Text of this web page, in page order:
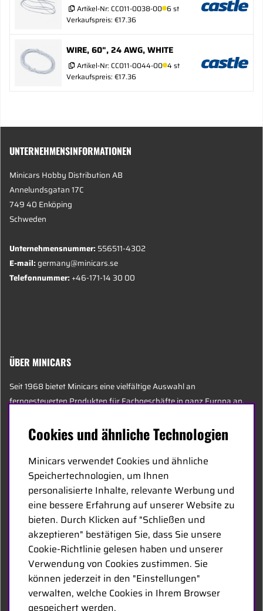
Artikel-Nr: CC011-0038-00 6 st
Verkaufspreis: €17.36
WIRE, 60", 24 AWG, WHITE
Artikel-Nr: CC011-0044-00 4 st
Verkaufspreis: €17.36
UNTERNEHMENSINFORMATIONEN
Minicars Hobby Distribution AB
Annelundsgatan 17C
749 40 Enköping
Schweden
Unternehmensnummer:556511-4302
E-mail:germany@minicars.se
Telefonnummer:+46-171-14 30 00
ÜBER MINICARS
Seit 1968 bietet Minicars eine vielfältige Auswahl an
ferngesteuerten Produkten für Fachgeschäfte in ganz Europa an.
Alters, darunter einige der sachkundigsten Experten der Branche,
die sich auf Hobby, Service und Logistik spezialisiert haben.
Der Hauptsitz von Minicars befindet sich in Enköping, strategisch
entlang der E18 zwischen Stockholm und Oslo gelegen.
MINICARS.SE
German
Kontakt
Cookies und ähnliche Technologien
Minicars verwendet Cookies und ähnliche
Speichertechnologien, um Ihnen
personalisierte Inhalte, relevante Werbung und
eine bessere Erfahrung auf unserer Website zu
bieten. Durch Klicken auf "Schließen und
akzeptieren" bestätigen Sie, dass Sie unsere
Cookie-Richtlinie gelesen haben und unserer
Verwendung von Cookies zustimmen. Sie
können jederzeit in den "Einstellungen"
verwalten, welche Cookies in Ihrem Browser
gespeichert werden.